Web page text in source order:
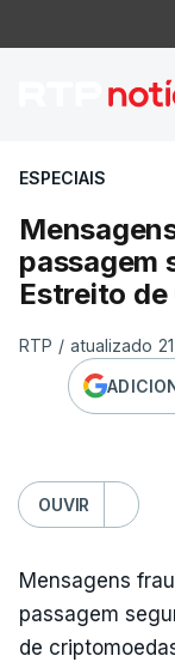
ESPECIAIS
passagem
Estreito de
RTP / atualizado
OUVIR
Mensagens
passagem
de